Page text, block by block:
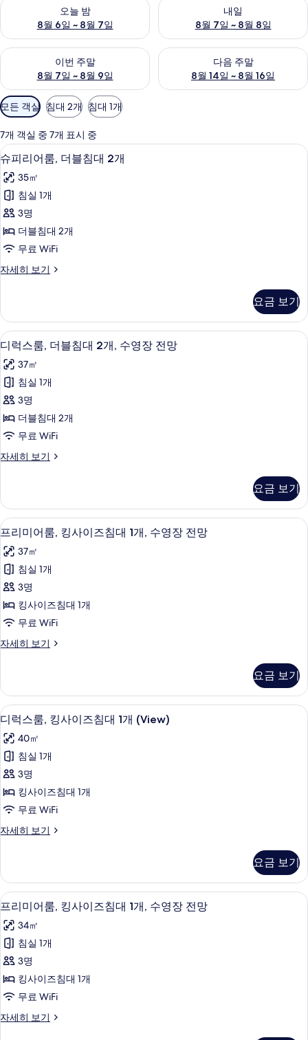
오늘 밤
8월 6일 ~ 8월 7일
내일
8월 7일 ~ 8월 8일
이번 주말
8월 7일 ~ 8월 9일
이번 주말 예약 가능 여부 확인, 8월 7일 ~ 8월 9일
다음 주말
8월 14일 ~ 8월 16일
다음 주말 예약 가능 여부 확인,
객
실
에
사
용
가
능
한
터
모든 객실 침대 2개 침대 1개
7개 객실 중 7개 표시 중
슈
피
리
어
룸,
더
블
침
2
개
사
진
모
두
보
기
슈피리어룸, 더블침대 2개 | 미니바, 객
3
슈피리어룸, 더블침대 2개
35㎡
침실 1개
3명
더블침대 2개
무료 WiFi
자세히 보기
슈
룸,
더
블
침
대
2
자
세
히
보
기
요금 보기
디
럭
스
룸,
더
블
침
대
개,
수
영
장
전
망
사
진
모
기
미니바, 객실 내 금고, 책상, 노트북 작
2
디럭스룸, 더블침대 2개, 수영장 전망
37㎡
침실 1개
3명
더블침대 2개
무료 WiFi
자세히 보기
디
더
블
침
2
개,
영
장
전
망
자
기
요금 보기
프
리
미
어
룸,
킹
사
이
침
대
1
개,
수
영
장
전
망
모
두
보
기
프리미어룸, 킹사이즈침대 1개, 수영
3
프리미어룸, 킹사이즈침대 1개, 수영장 전망
37㎡
침실 1개
3명
킹사이즈침대 1개
무료 WiFi
자세히 보기
프
룸,
킹
사
이
즈
침
개,
수
영
장
세
히
보
기
요금 보기
디
럭
스
룸,
킹
사
이
즈
대
개
(View)
사
진
모
두
보
미니바, 객실 내 금고, 책상, 노트북 작
3
디럭스룸, 킹사이즈침대 1개 (View)
40㎡
침실 1개
3명
킹사이즈침대 1개
무료 WiFi
자세히 보기
디
킹
사
이
침
대
개
(View)
자
세
히
요금 보기
프
리
미
어
룸,
킹
사
이
미니바, 객실 내 금고, 책상, 노트북 작
3
프리미어룸, 킹사이즈침대 1개, 수영장 전망
34㎡
침실 1개
3명
킹사이즈침대 1개
무료 WiFi
자세히 보기
프